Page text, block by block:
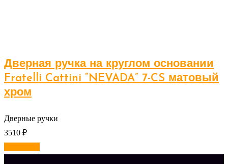
Дверная ручка на круглом основании
Fratelli Cattini “NEVADA” 7-CS матовый
хром
Дверные ручки
3510 ₽